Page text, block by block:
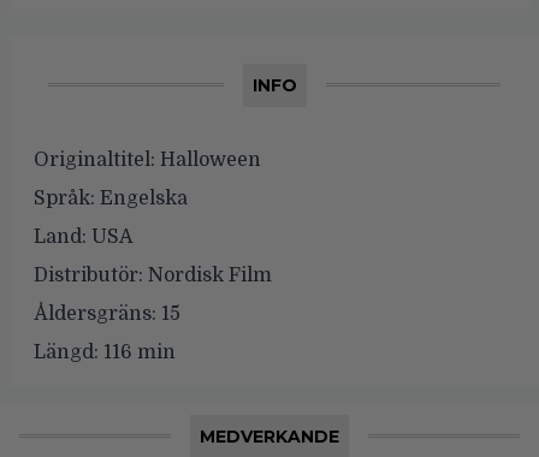
INFO
Originaltitel: Halloween
Språk: Engelska
Land: USA
Distributör: Nordisk Film
Åldersgräns: 15
Längd: 116 min
MEDVERKANDE